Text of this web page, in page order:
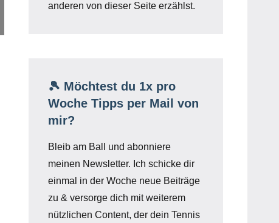
anderen von dieser Seite erzählst.
🎾 Möchtest du 1x pro
Woche Tipps per Mail von
mir?
Bleib am Ball und abonniere
meinen Newsletter. Ich schicke dir
einmal in der Woche neue Beiträge
zu & versorge dich mit weiterem
nützlichen Content, der dein Tennis